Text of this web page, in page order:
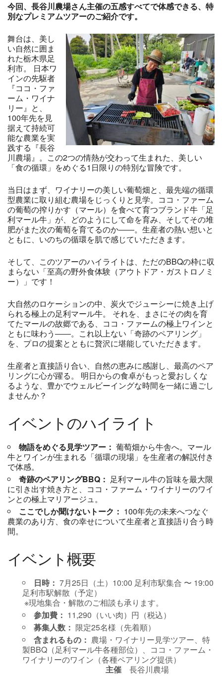
今回、長谷川農場さん主催の五感すべてで体感できる、特
別なプレミアムツアーのご紹介です。
舞台は、美し
い自然に囲ま
れた栃木県足
利市。 日本ワ
インの先駆者
『ココ・ファ
ーム・ワイナ
リー』と、
100年先を見
据えて持続可
能な農業を実
践する『長谷
川農場』。この2つの情熱が交わって生まれた、美しい
「食の循環」をめぐる1日限りの特別な冒険です。
当日はまず、ワイナリーの美しい葡萄畑と、最先端の循環
型農業に取り組む農場をじっくりと見学。ココ・ファーム
の葡萄の搾りかす（マール）を食べて育つブランド牛「足
利マール牛」が、どのようにして命を育み、そしてその堆
肥がまた次の葡萄を育てるのか――。生産者の熱い想いと
ともに、いのちの循環を肌で感じていただきます。
そして、このツアーのハイライトは、ただのBBQの枠に収
まらない「至高の野外食体験（アウトドア・ガストロノミ
ー）」です！
大自然のロケーションの中、炭火でジューシーに焼き上げ
られる極上の足利マール牛。 それを、まさにその肉を育
てたマールの故郷である、ココ・ファームの極上ワインと
ともに味わう――。これ以上ない「奇跡のペアリング」
を、プロの提案とともに贅沢に堪能していただきます。
生産者と直接語り合い、自然の恵みに感謝し、最高のペア
リングに心が躍る。 明日からの食卓がもっと愛おしくな
るような、豊かでウェルビーイングな時間を一緒に過ごし
ませんか？
イベントのハイライト
物語をめぐる見学ツアー： 葡萄畑から牛舎へ。マール
牛とワインが生まれる「循環の現場」を生産者の解説付き
で体感。
奇跡のペアリングBBQ： 足利マール牛の旨味を最大限
に引き出す焼き方と、ココ・ファーム・ワイナリーのワイ
ンとの極上マリアージュ。
ここでしか聞けないトーク： 100年先の未来へつなぐ
農業のあり方、食の幸せについて生産者と直接語り合う時
間。
イベント概要
日時： 7月25日（土）10:00 足利市駅集合 〜 19:00
足利市駅解散（予定）
※現地集合・解散のご相談も承ります。
参加費： 11,290（いい肉）円（税込）
募集人数： 限定25名様（先着順）
含まれるもの： 農場・ワイナリー見学ツアー、特
製BBQ（足利マール牛各種部位）、ココ・ファーム・
ワイナリーのワイン（各種ペアリング提供）
主催 長谷川農場